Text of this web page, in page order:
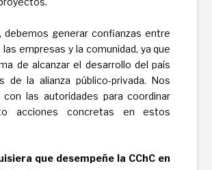
debemos generar confianzas entre
empresas y la comunidad, ya que
de alcanzar el desarrollo del país
de la alianza público-privada. Nos
con las autoridades para coordinar
acciones concretas en estos
que desempeñe la CChC en